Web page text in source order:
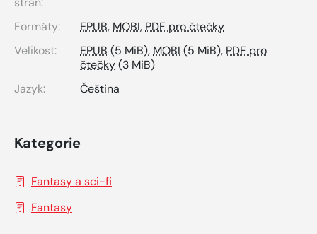
Formáty: EPUB,MOBI,PDF pro čtečky
Velikost:
EPUB (5 MiB),MOBI (5 MiB),PDF pro
čtečky(3 MiB)
Jazyk:
Čeština
Kategorie
Fantasy a sci-fi
Fantasy